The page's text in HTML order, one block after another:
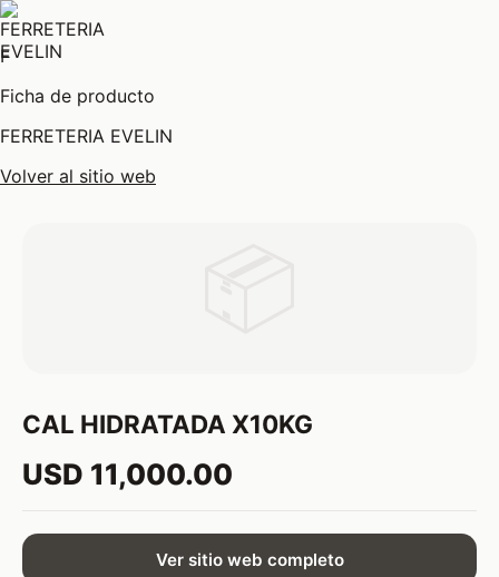
F
Ficha de producto
FERRETERIA EVELIN
Volver al sitio web
CAL HIDRATADA X10KG
USD 11,000.00
Ver sitio web completo